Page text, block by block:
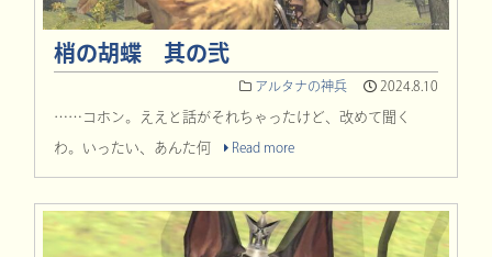
梢の胡蝶 其の弐
アルタナの神兵 2024.8.10
……コホン。ええと話がそれちゃったけど、改めて聞く
わ。いったい、あんた何 Read more